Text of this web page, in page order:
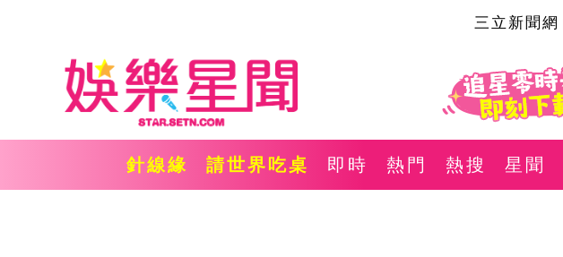
三立新聞網
針線緣 請世界吃桌 即時 熱門 熱搜 星聞